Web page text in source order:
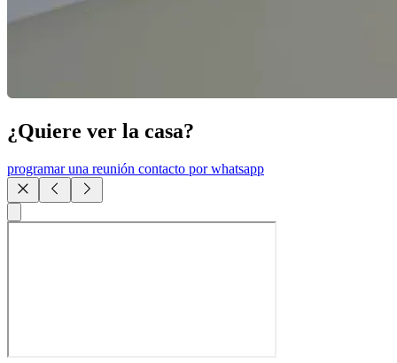
¿Quiere ver la casa?
programar una reunión contacto por whatsapp